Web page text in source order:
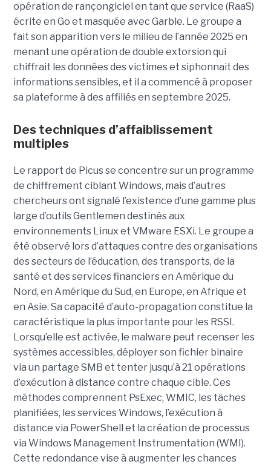
opération de rançongiciel en tant que service (RaaS)
écrite en Go et masquée avec Garble. Le groupe a
fait son apparition vers le milieu de l’année 2025 en
menant une opération de double extorsion qui
chiffrait les données des victimes et siphonnait des
informations sensibles, et il a commencé à proposer
sa plateforme à des affiliés en septembre 2025.
Des techniques d’affaiblissement
multiples
Le rapport de Picus se concentre sur un programme
de chiffrement ciblant Windows, mais d’autres
chercheurs ont signalé l’existence d’une gamme plus
large d’outils Gentlemen destinés aux
environnements Linux et VMware ESXi. Le groupe a
été observé lors d’attaques contre des organisations
des secteurs de l’éducation, des transports, de la
santé et des services financiers en Amérique du
Nord, en Amérique du Sud, en Europe, en Afrique et
en Asie. Sa capacité d’auto-propagation constitue la
caractéristique la plus importante pour les RSSI.
Lorsqu’elle est activée, le malware peut recenser les
systèmes accessibles, déployer son fichier binaire
via un partage SMB et tenter jusqu’à 21 opérations
d’exécution à distance contre chaque cible. Ces
méthodes comprennent PsExec, WMIC, les tâches
planifiées, les services Windows, l’exécution à
distance via PowerShell et la création de processus
via Windows Management Instrumentation (WMI).
Cette redondance vise à augmenter les chances